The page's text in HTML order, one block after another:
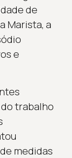
de
Marista, a
e
trabalho
medidas